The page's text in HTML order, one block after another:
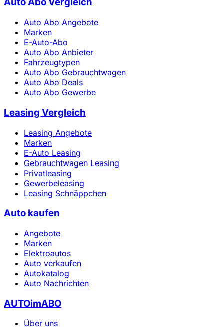
Auto Abo Angebote
Marken
E-Auto-Abo
Auto Abo Anbieter
Fahrzeugtypen
Auto Abo Gebrauchtwagen
Auto Abo Deals
Auto Abo Gewerbe
Leasing Vergleich
Leasing Angebote
Marken
E-Auto Leasing
Gebrauchtwagen Leasing
Privatleasing
Gewerbeleasing
Leasing Schnäppchen
Auto kaufen
Angebote
Marken
Elektroautos
Auto verkaufen
Autokatalog
Auto Nachrichten
AUTOimABO
Über uns